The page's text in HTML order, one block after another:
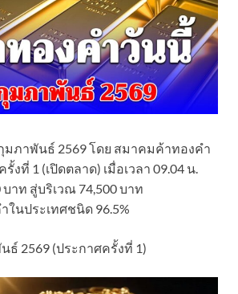
มภาพันธ์ 2569 โดย สมาคมค้าทองคำ
งที่ 1 (เปิดตลาด) เมื่อเวลา 09.04 น.
าท สู่บริเวณ 74,500 บาท
นประเทศชนิด 96.5%
ธ์ 2569 (ประกาศครั้งที่ 1)